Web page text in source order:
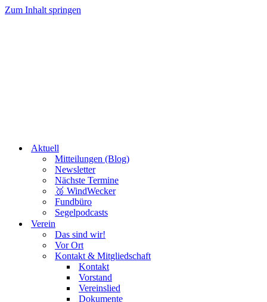
Zum Inhalt springen
Kontakt & Mitgliedschaft
Kontakt
Vorstand
Vereinslied
Dokumente
Online Aufnahmeantrag
↩️ Widerruf
🏴‍☠️ Jugend
Kinderseite
Jugendseite
Ferienprogramm
Jugendsegelschein
Jugendevents
🆘 Schutz vor Gewalt